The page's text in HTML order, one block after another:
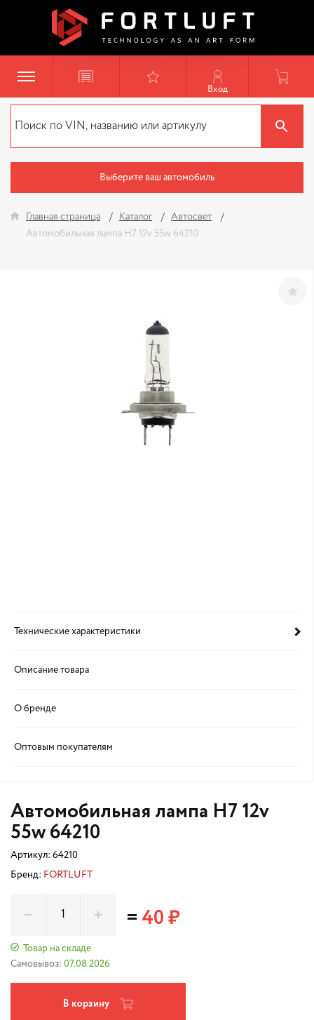
Вход
Выберите ваш автомобиль
Главная страница Каталог
Автосвет
Автомобильная лампа H7 12v 55w 64210
Технические характеристики
Описание товара
О бренде
Оптовым покупателям
Автомобильная лампа H7 12v
55w 64210
Артикул: 64210
Бренд: FORTLUFT
Товар на складе
Самовывоз: 07.08.2026
=40 ₽
В корзину